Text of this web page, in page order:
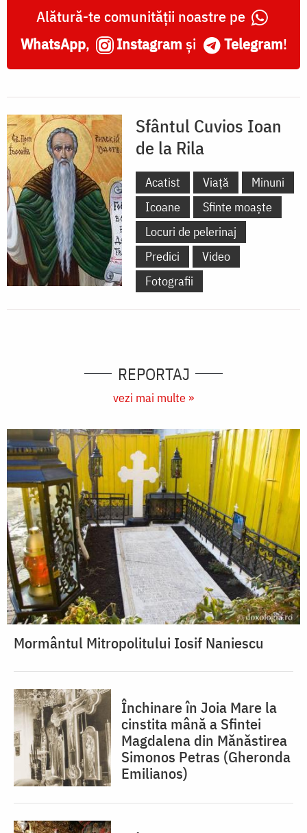
Alătură-te comunității noastre pe
WhatsApp, Instagram și Telegram!
Sfântul Cuvios Ioan
de la Rila
Acatist Viață
Minuni
Icoane
Sfinte moaște
Locuri de pelerinaj
Predici
Video
Fotografii
REPORTAJ
vezi mai multe »
Mormântul Mitropolitului Iosif Naniescu
Închinare în Joia Mare la
cinstita mână a Sfintei
Magdalena din Mănăstirea
Simonos Petras (Gheronda
Emilianos)